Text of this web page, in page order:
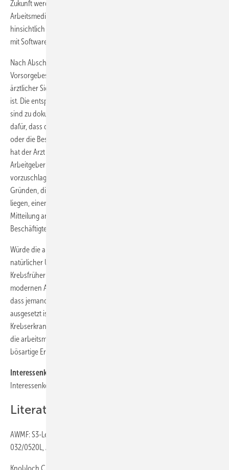
Zukunft werden technische Maßnahmen vorhanden sein, die es dem
Arbeitsmediziner leicht machen, suspekte Hautveränderungen
hinsichtlich der Dignität besser einzuschätzen (Auflichtmikroskopie
mit Software zur Beurteilung der Dignität).
Nach Abschluss der arbeitsmedizinischen Vorsorge ist eine
Vorsorgebescheinigung auszustellen und anzugeben, wann aus
ärztlicher Sicht eine weitere arbeitsmedizinische Vorsorge angezeigt
ist. Die entsprechenden Befunde der arbeitsmedizinischen Vorsorge
sind zu dokumentieren und auszuwerten. Ergeben sich Anhaltspunkte
dafür, dass die Maßnahmen des Arbeitsschutzes für den Beschäftigten
oder die Beschäftigteoder andere Beschäftigte nicht ausreichen, so
hat der Arzt oder die Ärztin nach § 6 Abs. 4 ArbMedVV dies dem
Arbeitgeber mitzuteilen und Maßnahmen des Arbeitsschutzes
vorzuschlagen. Hält der Arzt oder die Ärztin aus medizinischen
Gründen, die ausschließlich in der Person des oder der Beschäftigten
liegen, einen Tätigkeitswechsel für erforderlich, so bedarf diese
Mitteilung an den Arbeitgeber der Einwilligung des oder der
Beschäftigten.
Würde die arbeitsmedizinische Vorsorge bei Exposition gegenüber
natürlicher UV-Strahlung ersetzt werden durch eine
Krebsfrüherkennung (Hautkrebsscreening), wäre dies mit einem
modernen Arbeitsschutz nicht vereinbar, da man akzeptieren würde,
dass jemand über Jahrzehnte krebserzeugenden Einwirkungen
ausgesetzt ist und dass man dann mit Untersuchungsmaßnahmen die
Krebserkrankten frühzeitig erkennt. Ein moderner Arbeitsschutz und
die arbeitsmedizinische Vorsorge haben demgegenüber zum Ziel,
bösartige Erkrankungen bereits vor Entstehung zu verhüten.
Interessenkonflikt:
Interessenkonflikt vorliegt.
Literatur
AWMF: S3-Leitlinie Prävention von Hautkrebs, Registriernummer:
032/0520L, April 2014.
Knobloch C, Hiller J, Drexler H: Kenntnisstand, Einstellung und